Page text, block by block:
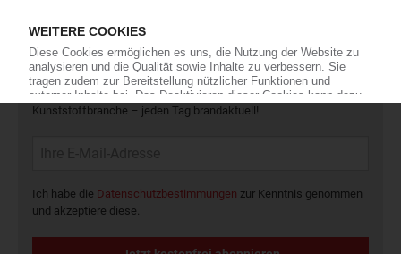
Die wichtigsten Nachrichten und Neuigkeiten aus der
Kunststoffbranche – jeden Tag brandaktuell!
Ich habe die Datenschutzbestimmungen zur Kenntnis genommen
und akzeptiere diese.